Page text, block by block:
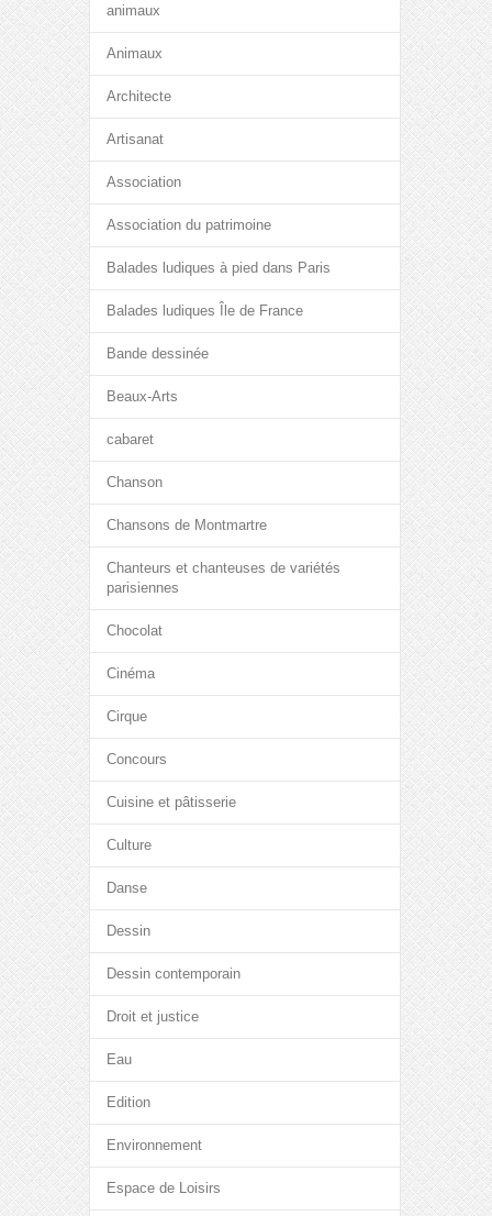
animaux
Animaux
Architecte
Artisanat
Association
Association du patrimoine
Balades ludiques à pied dans Paris
Balades ludiques Île de France
Bande dessinée
Beaux-Arts
cabaret
Chanson
Chansons de Montmartre
Chanteurs et chanteuses de variétés
parisiennes
Chocolat
Cinéma
Cirque
Concours
Cuisine et pâtisserie
Culture
Danse
Dessin
Dessin contemporain
Droit et justice
Eau
Edition
Environnement
Espace de Loisirs